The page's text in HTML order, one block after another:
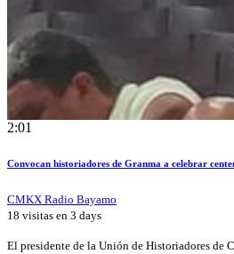
2:01
Convocan historiadores de Granma a celebrar
CMKX Radio Bayamo
18 visitas en 3 days
El presidente de la Unión de Historiadores de